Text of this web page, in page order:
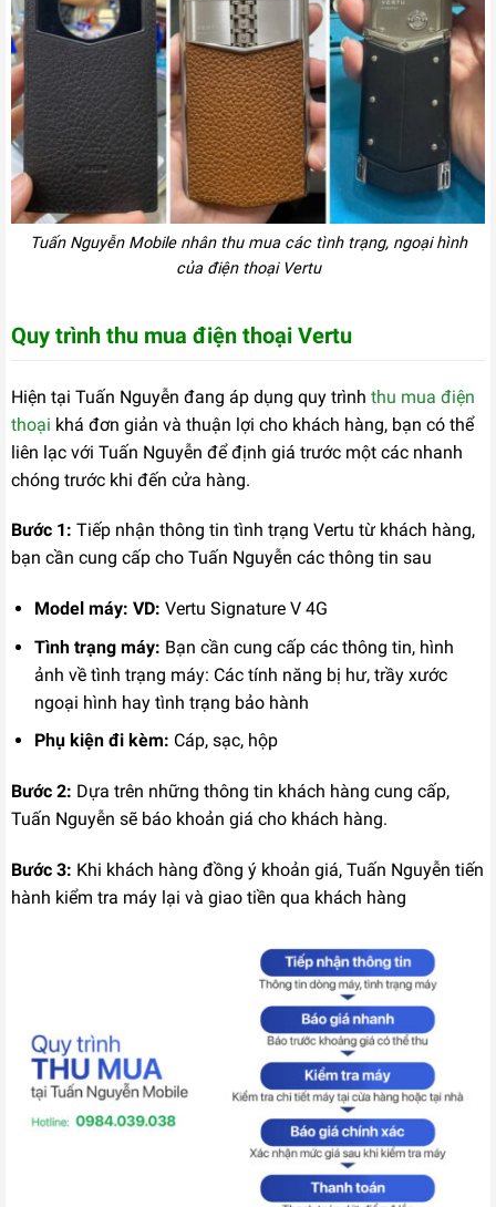
Tuấn Nguyễn Mobile nhân thu mua các tình trạng, ngoại hình
của điện thoại Vertu
Quy trình thu mua điện thoại Vertu
Hiện tại Tuấn Nguyễn đang áp dụng quy trình thu mua điện
thoại khá đơn giản và thuận lợi cho khách hàng, bạn có thể
liên lạc với Tuấn Nguyễn để định giá trước một các nhanh
chóng trước khi đến cửa hàng.
Bước 1: Tiếp nhận thông tin tình trạng Vertu từ khách hàng,
bạn cần cung cấp cho Tuấn Nguyễn các thông tin sau
Model máy: VD: Vertu Signature V 4G
Tình trạng máy: Bạn cần cung cấp các thông tin, hình
ảnh về tình trạng máy: Các tính năng bị hư, trầy xước
ngoại hình hay tình trạng bảo hành
Phụ kiện đi kèm: Cáp, sạc, hộp
Bước 2: Dựa trên những thông tin khách hàng cung cấp,
Tuấn Nguyễn sẽ báo khoản giá cho khách hàng.
Bước 3: Khi khách hàng đồng ý khoản giá, Tuấn Nguyễn tiến
hành kiểm tra máy lại và giao tiền qua khách hàng